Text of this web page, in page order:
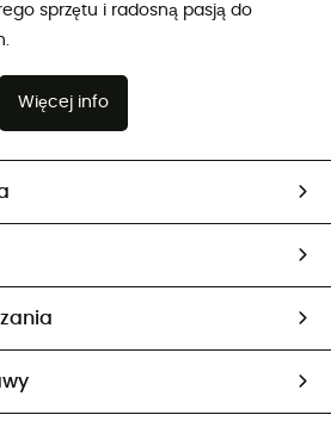
sprzętu i radosną pasją do
Więcej info